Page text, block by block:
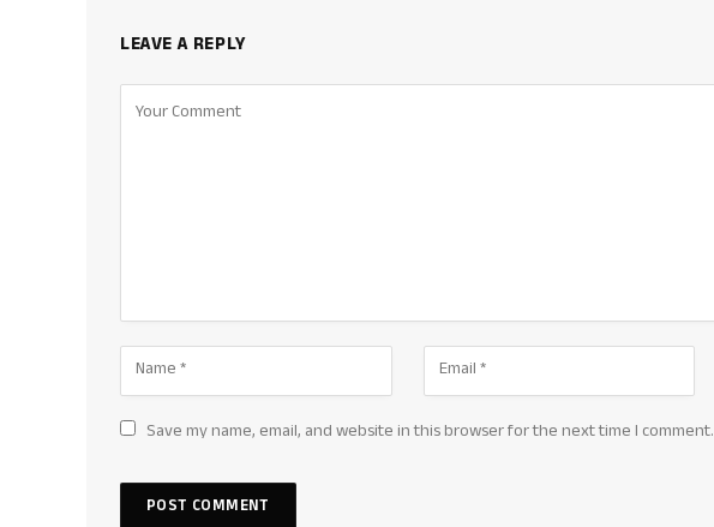
LEAVE A REPLY
Save my name, email, and website in this browser for the next time I comment.